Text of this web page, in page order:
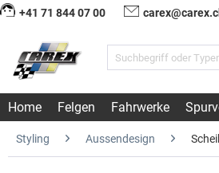
+41 71 844 07 00
Home Felgen Fahrwerke
Styling Aussendesign